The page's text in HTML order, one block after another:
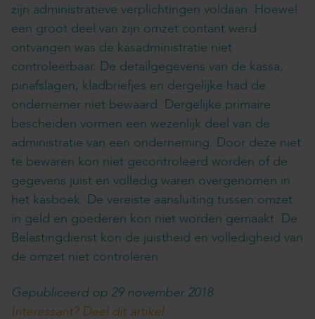
zijn administratieve verplichtingen voldaan. Hoewel
een groot deel van zijn omzet contant werd
ontvangen was de kasadministratie niet
controleerbaar. De detailgegevens van de kassa,
pinafslagen, kladbriefjes en dergelijke had de
ondernemer niet bewaard. Dergelijke primaire
bescheiden vormen een wezenlijk deel van de
administratie van een onderneming. Door deze niet
te bewaren kon niet gecontroleerd worden of de
gegevens juist en volledig waren overgenomen in
het kasboek. De vereiste aansluiting tussen omzet
in geld en goederen kon niet worden gemaakt. De
Belastingdienst kon de juistheid en volledigheid van
de omzet niet controleren.
Gepubliceerd op 29 november 2018
Interessant? Deel dit artikel